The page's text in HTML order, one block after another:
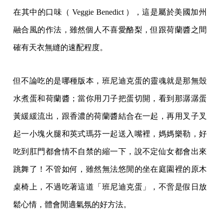
在其中的口味（ Veggie Benedict ），這是屬於美國加州
融合風的作法，雖然個人不喜愛酪梨，但跟荷蘭醬之間
確有天衣無縫的速配程度。
但不論吃的是哪種版本，班尼迪克蛋的靈魂就是那無殼
水煮蛋和荷蘭醬；當你用刀子把蛋切開，看到那潺潺蛋
黃緩緩流出，跟香濃的荷蘭醬結合在一起，再用叉子叉
起一小塊火腿和英式瑪芬一起送入嘴裡，媽媽樂勒，好
吃到肛門都會情不自禁的縮一下，說不定仙女都會出來
跳舞了！不管如何，雖然無法悠閒的坐在庭園裡的原木
桌椅上，不過吃著這道「班尼迪克蛋」，不啻是假日放
鬆心情，體會閒適氣氛的好方法。